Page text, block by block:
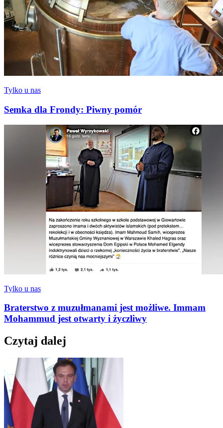
Tylko u nas
Semka dla Frondy: Piwny pomór
Tylko u nas
Braterstwo z muzułmanami jest możliwe. Immam
Mohammud jest otwarty i życzliwy
Czytaj dalej